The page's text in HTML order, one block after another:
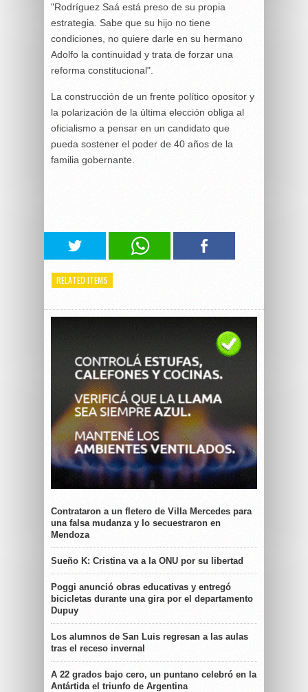
"Rodríguez Saá está preso de su propia
estrategia. Sabe que su hijo no tiene
condiciones, no quiere darle en su hermano
Adolfo la continuidad y trata de forzar una
reforma constitucional".
La construcción de un frente político opositor y
la polarización de la última elección obliga al
oficialismo a pensar en un candidato que
pueda sostener el poder de 40 años de la
familia gobernante.
RELATED ITEMS
Contrataron a un fletero de Villa Mercedes para
una falsa mudanza y lo secuestraron en
Mendoza
Sueño K: Cristina va a la ONU por su libertad
Poggi anunció obras educativas y entregó
bicicletas durante una gira por el departamento
Dupuy
Los alumnos de San Luis regresan a las aulas
tras el receso invernal
A 22 grados bajo cero, un puntano celebró en la
Antártida el triunfo de Argentina